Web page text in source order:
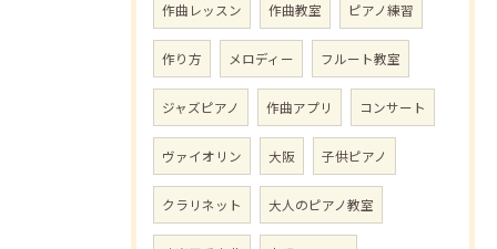
作曲レッスン 作曲教室 ピアノ練習
作り方 メロディー フルート教室
ジャズピアノ 作曲アプリ コンサート
ヴァイオリン 大阪 子供ピアノ
クラリネット 大人のピアノ教室